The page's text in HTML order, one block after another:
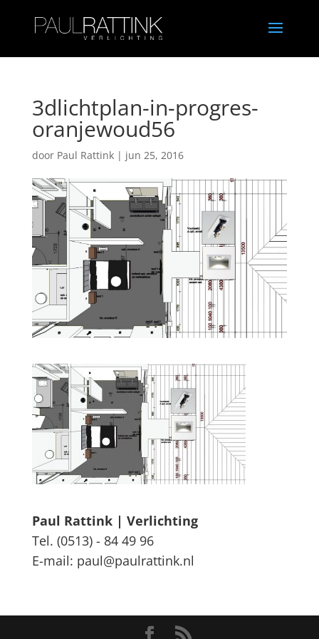
3dlichtplan-in-progres-
oranjewoud56
door Paul Rattink| jun 25, 2016
Paul Rattink | Verlichting
Tel. (0513) - 84 49 96
E-mail: paul@paulrattink.nl